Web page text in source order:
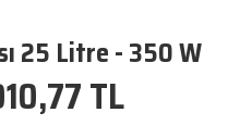
25 Litre - 350 W
TL